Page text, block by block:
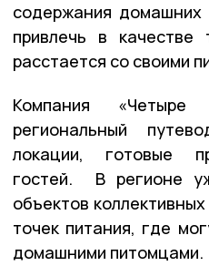
содержания
привлечь в
расстается со своими
Компания «Четыре
региональный
локации, готовые
гостей. В регионе
объектов
точек питания, где
домашними питомцами.